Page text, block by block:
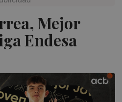
Mejor
Endesa